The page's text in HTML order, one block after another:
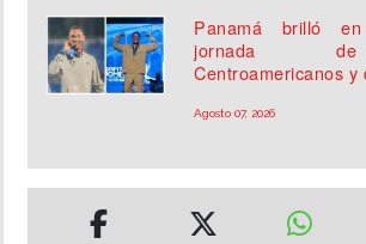
Panamá brilló en
jornada
Centroamericanos y
Agosto 07, 2026